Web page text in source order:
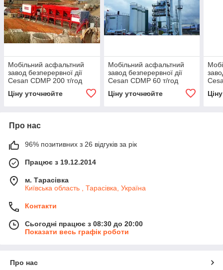
Мобільний асфальтний
завод безперервної дії
Сеѕап CDMP 200 т/год
Ціну уточнюйте
Мобільний асфальтний
завод безперервної дії
Сеѕап CDMP 60 т/год
Ціну уточнюйте
Про нас
96% позитивних з 26 відгуків за рік
Працює з 19.12.2014
м. Тарасівка
Київська область , Тарасівка, Україна
Контакти
Сьогодні працює з 08:30 до 20:00
Показати весь графік роботи
Про нас